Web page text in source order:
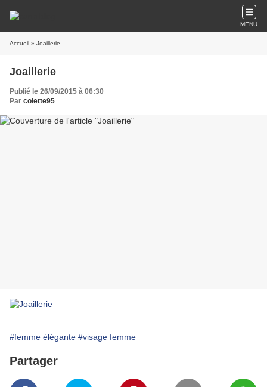
MENU
Accueil » Joaillerie
Joaillerie
Publié le 26/09/2015 à 06:30
Par colette95
#femme élégante #visage femme
Partager